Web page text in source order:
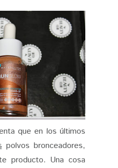
que en los últimos
polvos bronceadores,
producto. Una cosa